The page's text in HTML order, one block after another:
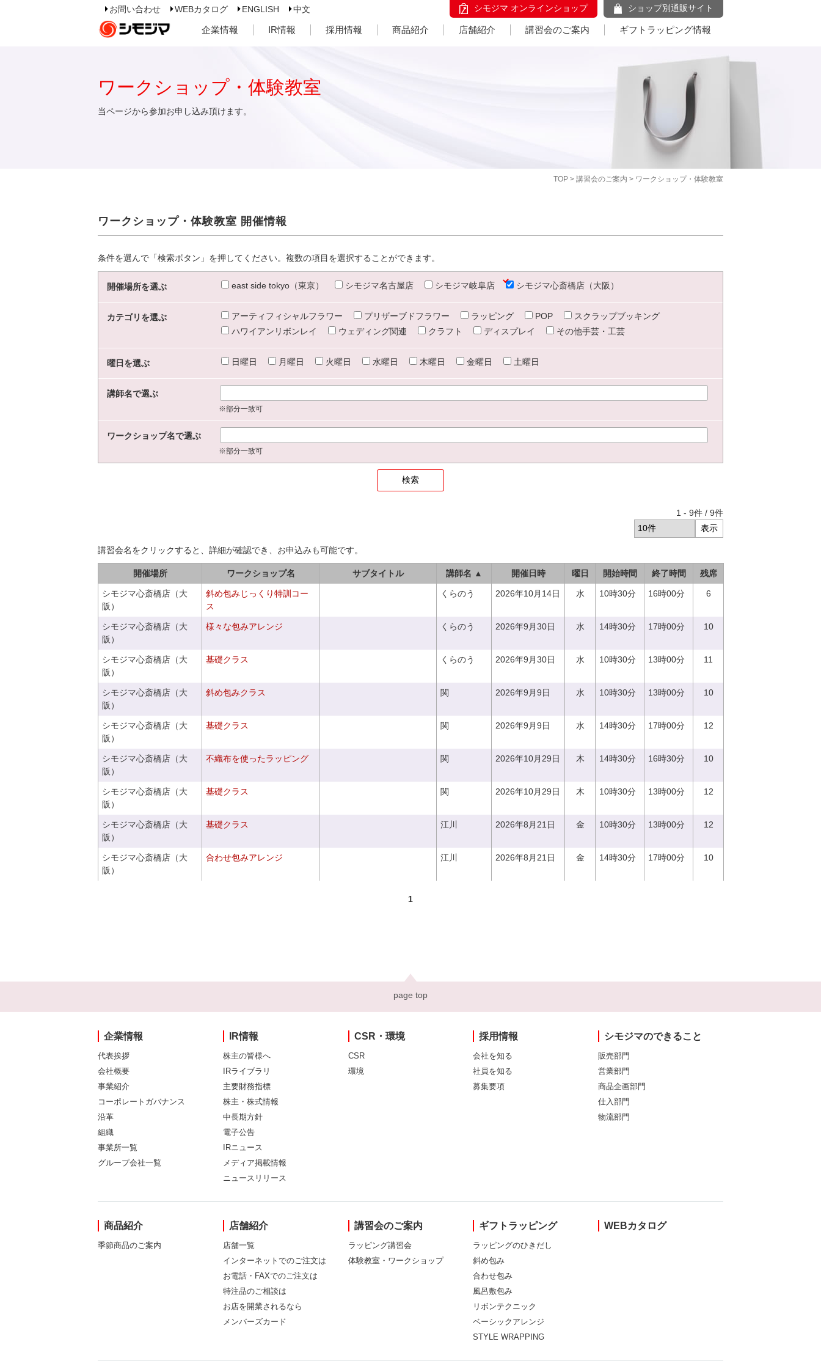
お問い合わせ WEBカタログ ENGLISH 中文 シモジマ オンラインショップ ショップ別通販サイト
企業情報 IR情報 採用情報 商品紹介 店舗紹介 講習会のご案内 ギフトラッピング情報
TOP > 講習会のご案内 > ワークショップ・体験教室
ワークショップ・体験教室
当ページから参加お申し込み頂けます。
ワークショップ・体験教室 開催情報
条件を選んで「検索ボタン」を押してください。複数の項目を選択することができます。
開催場所を選ぶ east side tokyo（東京） シモジマ名古屋店 シモジマ岐阜店 シモジマ心斎橋店（大阪）
カテゴリを選ぶ アーティフィシャルフラワー プリザーブドフラワー ラッピング POP
スクラップブッキング
ハワイアンリボンレイ
ウェディング関連 クラフト ディスプレイ その他手芸・工芸
曜日を選ぶ 日曜日 月曜日 火曜日 水曜日 木曜日 金曜日 土曜日
講師名で選ぶ
※部分一致可
ワークショップ名で選ぶ
※部分一致可
1 - 9件 / 9件
講習会名をクリックすると、詳細が確認でき、お申込みも可能です。
開催場所 ワークショップ名 サブタイトル 講師名 ▲ 開催日時 曜日 開始時間 終了時間 残席
シモジマ心斎橋店（大
阪）
斜め包みじっくり特訓コー
ス
くらのう 2026年10月14日 水 10時30分 16時00分 6
シモジマ心斎橋店（大
阪）
様々な包みアレンジ くらのう 2026年9月30日 水 14時30分 17時00分 10
シモジマ心斎橋店（大
阪）
基礎クラス くらのう 2026年9月30日 水 10時30分 13時00分 11
シモジマ心斎橋店（大
阪）
斜め包みクラス 関 2026年9月9日 水 10時30分 13時00分 10
シモジマ心斎橋店（大
阪）
基礎クラス 関 2026年9月9日 水 14時30分 17時00分 12
シモジマ心斎橋店（大
阪）
不織布を使ったラッピング 関 2026年10月29日 木 14時30分 16時30分 10
シモジマ心斎橋店（大
阪）
基礎クラス 関 2026年10月29日 木 10時30分 13時00分 12
シモジマ心斎橋店（大
阪）
基礎クラス 江川 2026年8月21日 金 10時30分 13時00分 12
シモジマ心斎橋店（大
阪）
合わせ包みアレンジ 江川 2026年8月21日 金 14時30分 17時00分 10
1
page top
企業情報
代表挨拶
会社概要
事業紹介
コーポレートガバナンス
沿革
組織
事業所一覧
グループ会社一覧
IR情報
株主の皆様へ
IRライブラリ
主要財務指標
株主・株式情報
中長期方針
電子公告
IRニュース
メディア掲載情報
ニュースリリース
CSR・環境
CSR
環境
採用情報
会社を知る
社員を知る
募集要項
シモジマのできること
販売部門
営業部門
商品企画部門
仕入部門
物流部門
商品紹介
季節商品のご案内
店舗紹介
店舗一覧
インターネットでのご注文は
お電話・FAXでのご注文は
特注品のご相談は
お店を開業されるなら
メンバーズカード
講習会のご案内
ラッピング講習会
体験教室・ワークショップ
ギフトラッピング
ラッピングのひきだし
斜め包み
合わせ包み
風呂敷包み
リボンテクニック
ベーシックアレンジ
STYLE WRAPPING
WEBカタログ